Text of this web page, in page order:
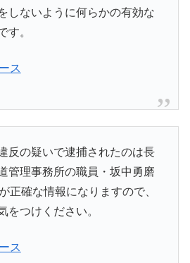
しないように何らかの有効な
す。
ス
反の疑いで逮捕されたのは長
管理事務所の職員・坂中勇磨
正確な情報になりますので、
をつけください。
ス